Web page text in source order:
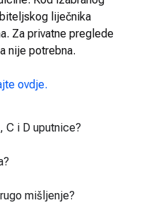
liječnika
Za privatne preglede
nije potrebna.
ovdje.
C i D uputnice?
mišljenje?